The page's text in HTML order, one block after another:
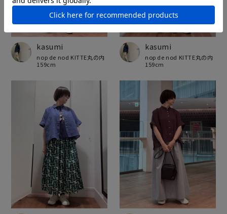
kasumi
nop de nod KITTE丸の内
159cm
kasumi
nop de nod KITTE丸の内
159cm